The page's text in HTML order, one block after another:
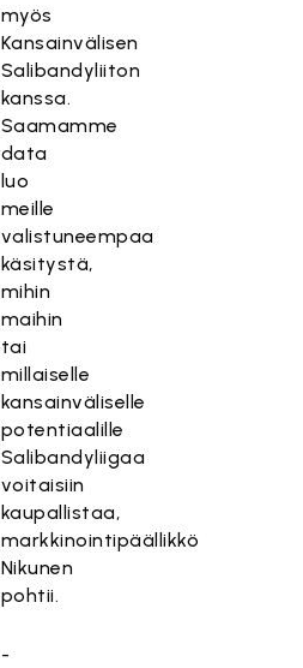
myös
Kansainvälisen
Salibandyliiton
kanssa.
Saamamme
data
luo
meille
valistuneempaa
käsitystä,
mihin
maihin
tai
millaiselle
kansainväliselle
potentiaalille
Salibandyliigaa
voitaisiin
kaupallistaa,
markkinointipäällikkö
Nikunen
pohtii.
-